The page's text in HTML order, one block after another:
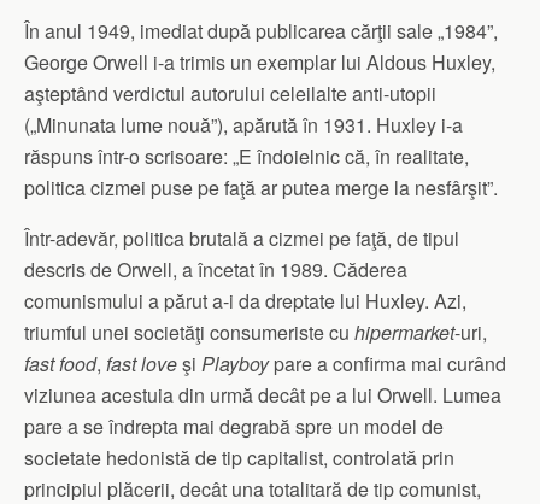
În anul 1949, imediat după publicarea cărţii sale „1984”,
George Orwell i-a trimis un exemplar lui Aldous Huxley,
aşteptând verdictul autorului celeilalte anti-utopii
(„Minunata lume nouă”), apărută în 1931. Huxley i-a
răspuns într-o scrisoare: „E îndoielnic că, în realitate,
politica cizmei puse pe faţă ar putea merge la nesfârşit”.
Într-adevăr, politica brutală a cizmei pe faţă, de tipul
descris de Orwell, a încetat în 1989. Căderea
comunismului a părut a-i da dreptate lui Huxley. Azi,
triumful unei societăţi consumeriste cu hipermarket-uri,
fast food, fast loveşi Playboypare a confirma mai curând
viziunea acestuia din urmă decât pe a lui Orwell. Lumea
pare a se îndrepta mai degrabă spre un model de
societate hedonistă de tip capitalist, controlată prin
principiul plăcerii, decât una totalitară de tip comunist,